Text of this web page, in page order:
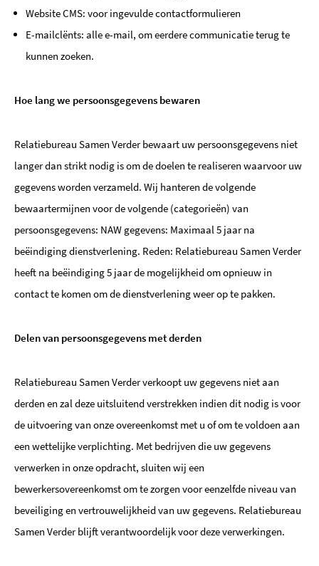
Website CMS: voor ingevulde contactformulieren
E-mailclënts: alle e-mail, om eerdere communicatie terug te
kunnen zoeken.
Hoe lang we persoonsgegevens bewaren
Relatiebureau Samen Verder bewaart uw persoonsgegevens niet
langer dan strikt nodig is om de doelen te realiseren waarvoor uw
gegevens worden verzameld. Wij hanteren de volgende
bewaartermijnen voor de volgende (categorieën) van
persoonsgegevens: NAW gegevens: Maximaal 5 jaar na
beëindiging dienstverlening. Reden: Relatiebureau Samen Verder
heeft na beëindiging 5 jaar de mogelijkheid om opnieuw in
contact te komen om de dienstverlening weer op te pakken.
Delen van persoonsgegevens met derden
Relatiebureau Samen Verder verkoopt uw gegevens niet aan
derden en zal deze uitsluitend verstrekken indien dit nodig is voor
de uitvoering van onze overeenkomst met u of om te voldoen aan
een wettelijke verplichting. Met bedrijven die uw gegevens
verwerken in onze opdracht, sluiten wij een
bewerkersovereenkomst om te zorgen voor eenzelfde niveau van
beveiliging en vertrouwelijkheid van uw gegevens. Relatiebureau
Samen Verder blijft verantwoordelijk voor deze verwerkingen.